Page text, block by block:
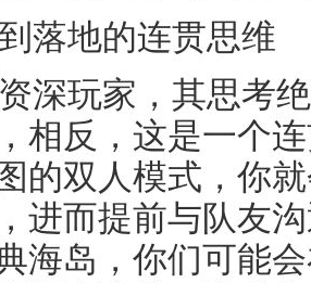
落地的连贯思维
深玩家，其思考
相反，这是一个
的双人模式，你
进而提前与队友
海岛，你们可能